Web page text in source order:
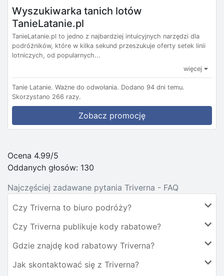
Wyszukiwarka tanich lotów
TanieLatanie.pl
TanieLatanie.pl to jedno z najbardziej intuicyjnych narzędzi dla
podróżników, które w kilka sekund przeszukuje oferty setek linii
lotniczych, od popularnych...
więcej
Tanie Latanie. Ważne do odwołania. Dodano 94 dni temu.
Skorzystano 266 razy.
Zobacz promocję
Ocena 4.99/5
Oddanych głosów: 130
Najczęściej zadawane pytania Triverna - FAQ
Czy Triverna to biuro podróży?
Czy Triverna publikuje kody rabatowe?
Gdzie znajdę kod rabatowy Triverna?
Jak skontaktować się z Triverna?